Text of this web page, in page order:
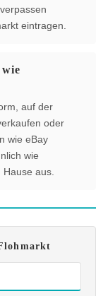
eintragen.
auf der
oder
wie eBay
wie
Hause aus.